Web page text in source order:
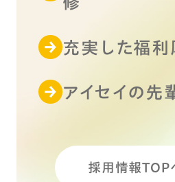
充実した福利
アイセイの先
採用情報TOP